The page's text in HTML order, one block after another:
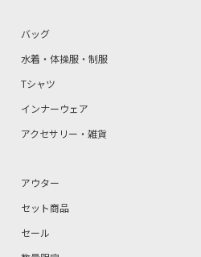
バッグ
水着・体操服・制服
Tシャツ
インナーウェア
アクセサリー・雑貨
アウター
セット商品
セール